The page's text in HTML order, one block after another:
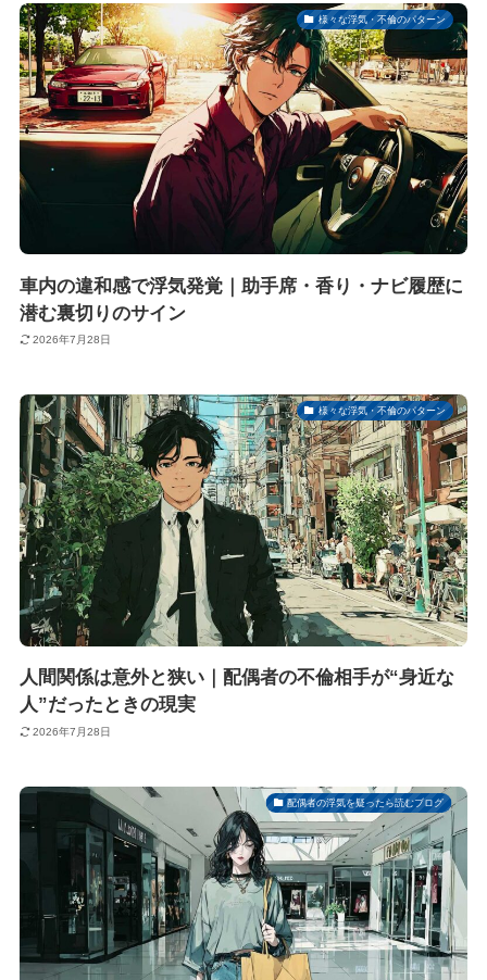
様々な浮気・不倫のパターン
車内の違和感で浮気発覚｜助手席・香り・ナビ履歴に
潜む裏切りのサイン
2026年7月28日
様々な浮気・不倫のパターン
人間関係は意外と狭い｜配偶者の不倫相手が“身近な
人”だったときの現実
2026年7月28日
配偶者の浮気を疑ったら読むブログ